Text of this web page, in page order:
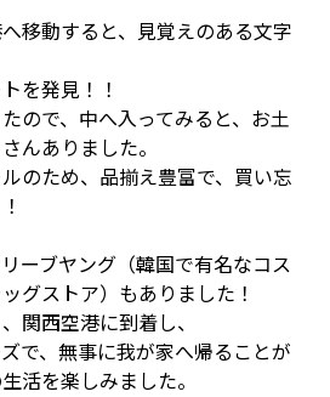
移動すると、見覚えのある文字
を発見！！
ので、中へ入ってみると、お土
んありました。
のため、品揃え豊富で、買い忘
ーブヤング（韓国で有名なコス
グストア）もありました！
関西空港に到着し、
で、無事に我が家へ帰ることが
活を楽しみました。